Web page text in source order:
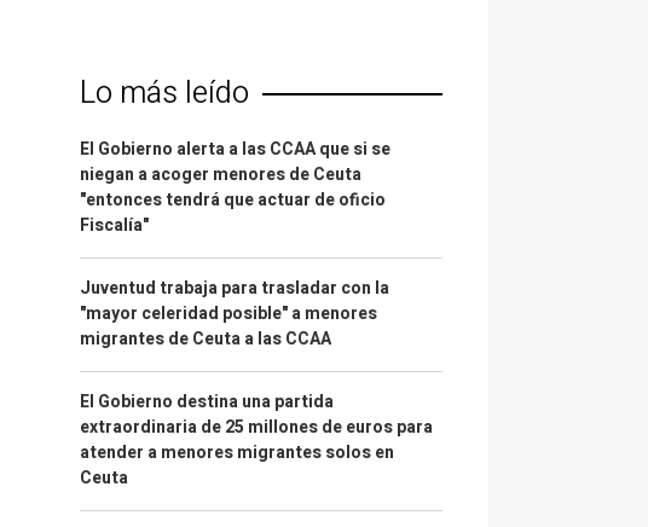
Lo más leído
El Gobierno alerta a las CCAA que si se
niegan a acoger menores de Ceuta
"entonces tendrá que actuar de oficio
Fiscalía"
Juventud trabaja para trasladar con la
"mayor celeridad posible" a menores
migrantes de Ceuta a las CCAA
El Gobierno destina una partida
extraordinaria de 25 millones de euros para
atender a menores migrantes solos en
Ceuta